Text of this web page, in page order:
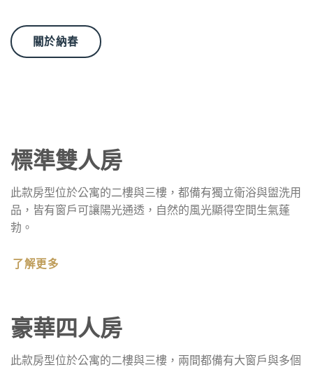
關於納春
標準雙人房
此款房型位於公寓的二樓與三樓，都備有獨立衛浴與盥洗用
品，皆有窗戶可讓陽光通透，自然的風光顯得空間生氣蓬
勃。
了解更多
豪華四人房
此款房型位於公寓的二樓與三樓，兩間都備有大窗戶與多個